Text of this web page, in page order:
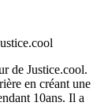
de Justice.cool.
en créant une
10ans. Il a